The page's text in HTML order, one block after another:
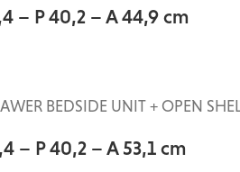
– P 40,2 – A 44,9 cm
BEDSIDE UNIT + OPEN
– P 40,2 – A 53,1 cm